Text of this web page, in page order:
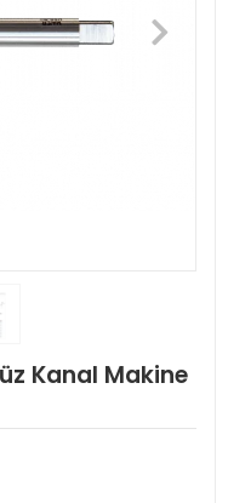
Kanal Makine